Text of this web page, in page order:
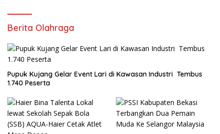
Berita Olahraga
Pupuk Kujang Gelar Event Lari di Kawasan Industri Tembus
1.740 Peserta